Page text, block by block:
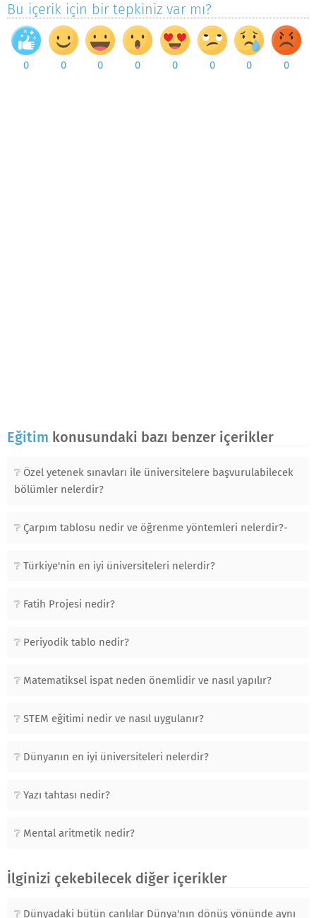
Bu içerik için bir tepkiniz var mı?
0 0 0 0 0 0 0 0
Eğitim konusundaki bazı benzer içerikler
Özel yetenek sınavları ile üniversitelere başvurulabilecek
bölümler nelerdir?
Çarpım tablosu nedir ve öğrenme yöntemleri nelerdir?-
Türkiye'nin en iyi üniversiteleri nelerdir?
Fatih Projesi nedir?
Periyodik tablo nedir?
Matematiksel ispat neden önemlidir ve nasıl yapılır?
STEM eğitimi nedir ve nasıl uygulanır?
Dünyanın en iyi üniversiteleri nelerdir?
Yazı tahtası nedir?
Mental aritmetik nedir?
İlginizi çekebilecek diğer içerikler
Dünyadaki bütün canlılar Dünya'nın dönüş yönünde aynı